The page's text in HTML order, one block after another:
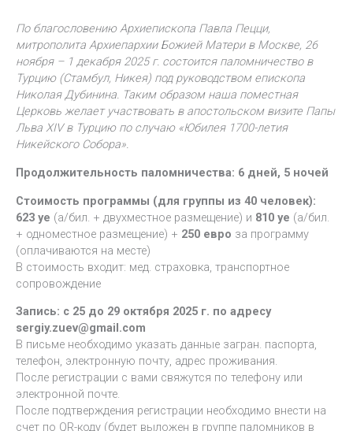
По благословению Архиепископа Павла Пецци,
митрополита Архиепархии Божией Матери в Москве, 26
ноября – 1 декабря 2025 г. состоится паломничество в
Турцию (Стамбул, Никея) под руководством епископа
Николая Дубинина. Таким образом наша поместная
Церковь желает участвовать в апостольском визите Папы
Льва XIV в Турцию по случаю «Юбилея 1700-летия
Никейского Собора».
Продолжительность паломничества: 6 дней, 5 ночей
Стоимость программы (для группы из 40 человек):
623 уе (а/бил. + двухместное размещение) и 810 уе (а/бил.
+ одноместное размещение) + 250 евро за программу
(оплачиваются на месте)
В стоимость входит: мед. страховка, транспортное
сопровождение
Запись: с 25 до 29 октября 2025 г. по адресу
sergiy.zuev@gmail.com
В письме необходимо указать данные загран. паспорта,
телефон, электронную почту, адрес проживания.
После регистрации с вами свяжутся по телефону или
электронной почте.
После подтверждения регистрации необходимо внести на
счет по QR-коду (будет выложен в группе паломников в